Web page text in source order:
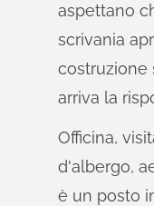
aspettano
scrivania
costruzione
arriva la
Officina,
d'albergo,
è un posto